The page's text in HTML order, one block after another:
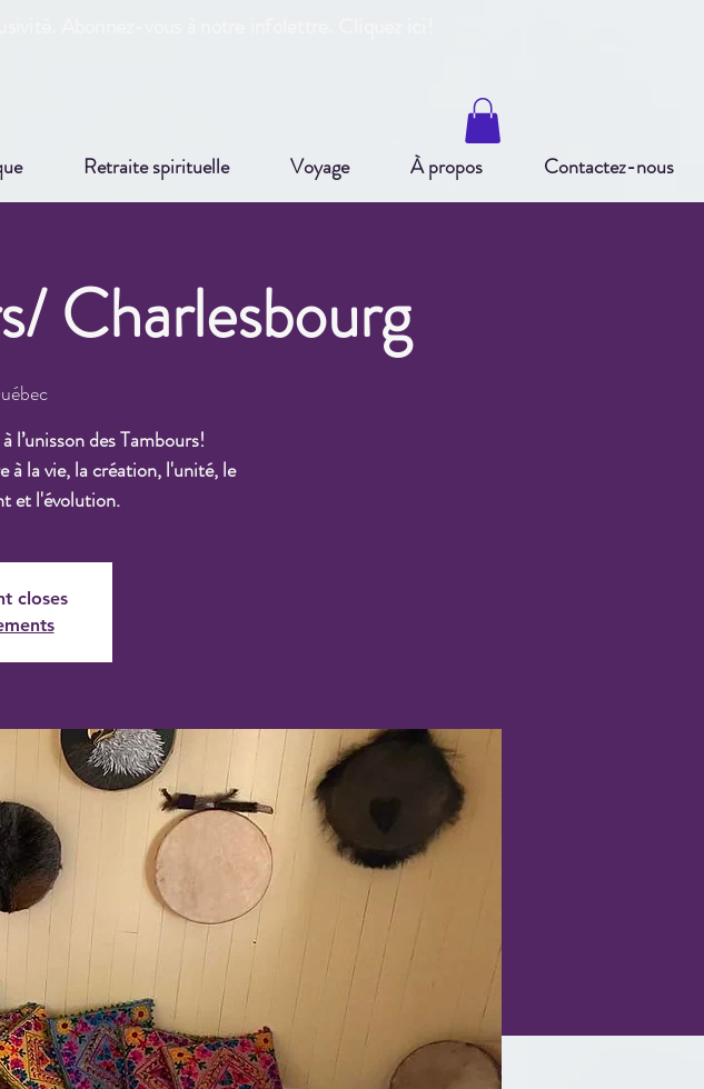
Retraite spirituelle Voyage À propos Contactez-nous
Charlesbourg
l’unisson des Tambours!
à la vie, la création, l'unité, le
et l'évolution.
closes